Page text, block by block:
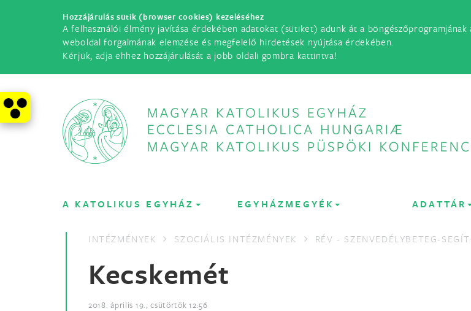
Hozzájárulás sütik (browser cookies) kezeléséhez
A felhasználói élmény javítása érdekében adatokat (sütiket) adunk át a böngészőprogramjának
weboldal forgalmának elemzése és megfelelő hirdetések nyújtása érdekében.
Kérjük, adja ehhez hozzájárulását a jobb oldali gombra kattintva!
A KATOLIKUS EGYHÁZ EGYHÁZMEGYÉK ADATTÁR
INTÉZMÉNYEK SZOCIÁLIS INTÉZMÉNYEK RÉV - SZENVEDÉLYBETEG-
Kecskemét
2018. április 19., csütörtök 12:56